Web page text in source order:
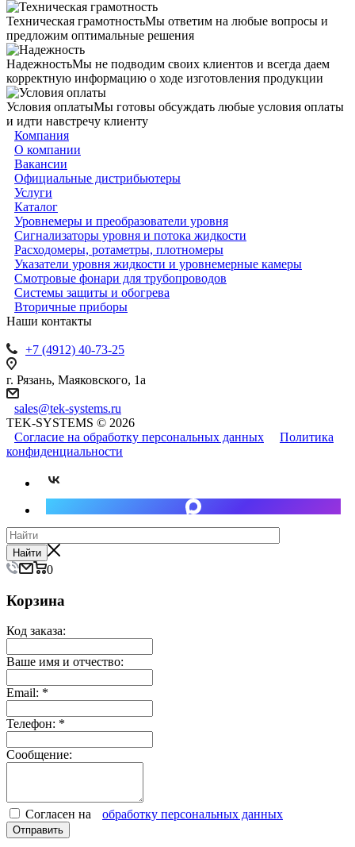
Техническая грамотностьМы ответим на любые вопросы и
предложим оптимальные решения
НадежностьМы не подводим своих клиентов и всегда даем
корректную информацию о ходе изготовления продукции
Условия оплатыМы готовы обсуждать любые условия оплаты
и идти навстречу клиенту
Компания
О компании
Вакансии
Официальные дистрибьютеры
Услуги
Каталог
Уровнемеры и преобразователи уровня
Сигнализаторы уровня и потока жидкости
Расходомеры, ротаметры, плотномеры
Указатели уровня жидкости и уровнемерные камеры
Смотровые фонари для трубопроводов
Системы защиты и обогрева
Вторичные приборы
Наши контакты
+7 (4912) 40-73-25
г. Рязань, Маяковского, 1а
sales@tek-systems.ru
TEK-SYSTEMS © 2026
Согласие на обработку персональных данных
Политика
конфиденциальности
Найти
0
Корзина
Код заказа:
Ваше имя и отчество:
Email: *
Телефон: *
Сообщение:
Согласен на обработку персональных данных
Отправить